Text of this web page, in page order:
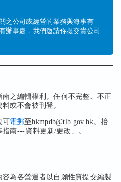
之公司或經營的業務與海事有
辦事處，我們邀請你提交貴公司
南之編輯權利。任何不完整、不正
或不會被刊登。
可電郵至hkmpdb@tlb.gov.hk。抬
南---資料更新/更改」。
容為各營運者以自願性質提交編製